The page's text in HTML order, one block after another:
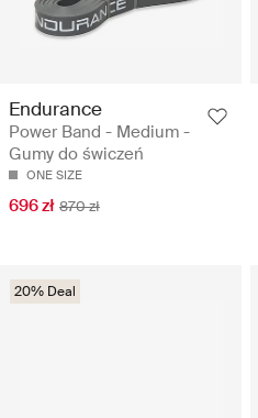
Endurance
Power Band - Medium -
Gumy do świczeń
ONE SIZE
696 zł 870 zł
20% Deal